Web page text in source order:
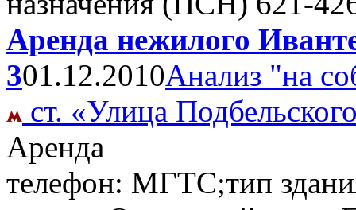
Аренда нежилого
301.12.2010Анализ "на
ст. «Улица
Аренда
телефон: МГТС;тип